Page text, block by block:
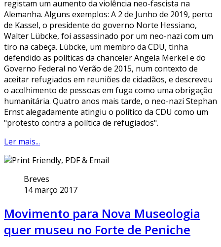
registam um aumento da violência neo-fascista na
Alemanha. Alguns exemplos: A 2 de Junho de 2019, perto
de Kassel, o presidente do governo Norte Hessiano,
Walter Lübcke, foi assassinado por um neo-nazi com um
tiro na cabeça. Lübcke, um membro da CDU, tinha
defendido as políticas da chanceler Angela Merkel e do
Governo Federal no Verão de 2015, num contexto de
aceitar refugiados em reuniões de cidadãos, e descreveu
o acolhimento de pessoas em fuga como uma obrigação
humanitária. Quatro anos mais tarde, o neo-nazi Stephan
Ernst alegadamente atingiu o político da CDU como um
"protesto contra a política de refugiados".
Ler mais...
Breves
14 março 2017
Movimento para Nova Museologia
quer museu no Forte de Peniche